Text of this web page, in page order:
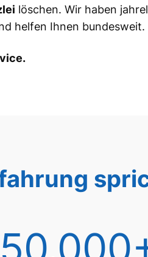
löschen. Wir haben
helfen Ihnen bundesweit.